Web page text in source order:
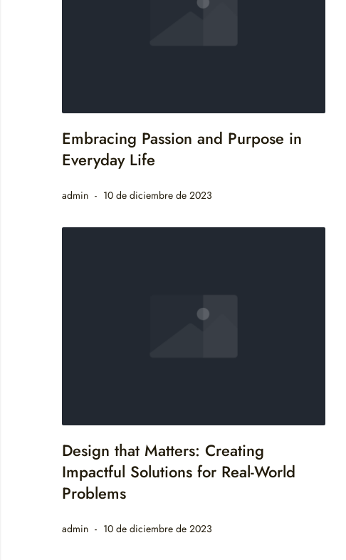
Embracing Passion and Purpose in
Everyday Life
admin 10 de diciembre de 2023
Design that Matters: Creating
Impactful Solutions for Real-World
Problems
admin 10 de diciembre de 2023